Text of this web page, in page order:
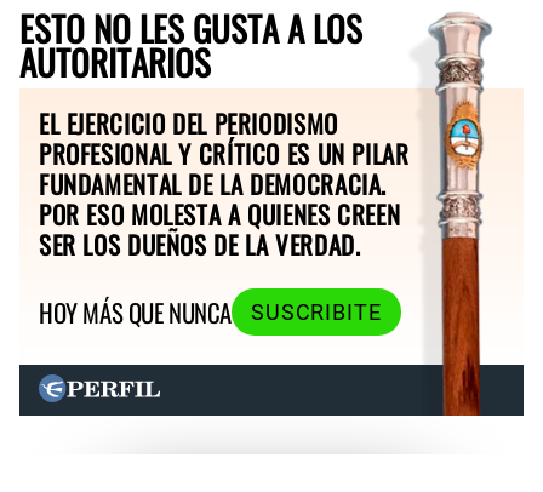
ESTO NO LES GUSTA A LOS
AUTORITARIOS
EL EJERCICIO DEL PERIODISMO
PROFESIONAL Y CRÍTICO ES UN PILAR
FUNDAMENTAL DE LA DEMOCRACIA.
POR ESO MOLESTA A QUIENES CREEN
SER LOS DUEÑOS DE LA VERDAD.
HOY MÁS QUE NUNCA
SUSCRIBITE